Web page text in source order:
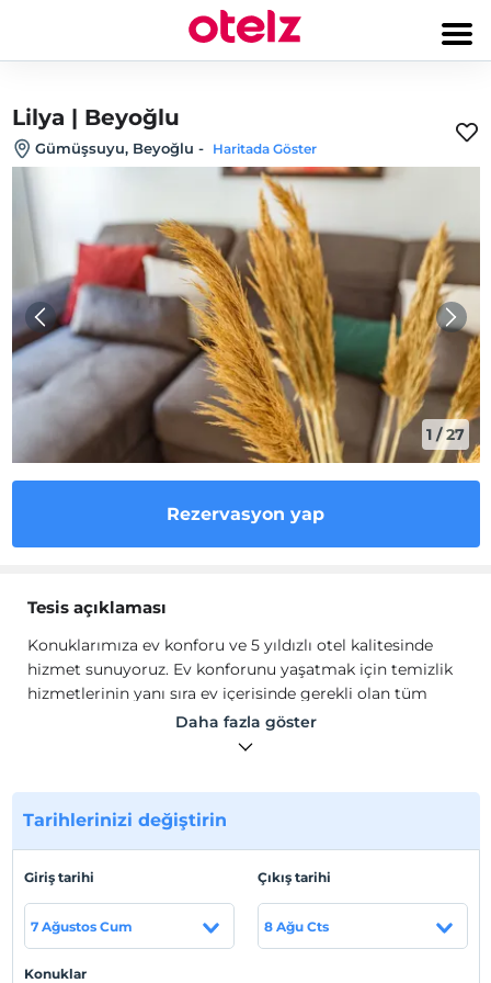
Lilya | Beyoğlu
Gümüşsuyu, Beyoğlu - Haritada Göster
1 /27
Rezervasyon yap
Tesis açıklaması
Konuklarımıza ev konforu ve 5 yıldızlı otel kalitesinde
hizmet sunuyoruz. Ev konforunu yaşatmak için temizlik
hizmetlerinin yanı sıra ev içerisinde gerekli olan tüm
olanakları sağlıyoruz.
İstanbul'un ruhu tüm renkleri ve canlılığıyla şüphesiz
rahatlığa doyacağınız, keşfiniz için yeterli enerjiyi
toplayacağınız merkezi bir sığınak arıyorsanız doğru
Tesis lokasyon bilgileri
Beyoğlu, İstanbul'un en popüler ilçelerinden biri. Burası,
Daha fazla göster
Tarihlerinizi değiştirin
Giriş tarihi
7 Ağustos Cum
Çıkış tarihi
8 Ağu Cts
Konuklar